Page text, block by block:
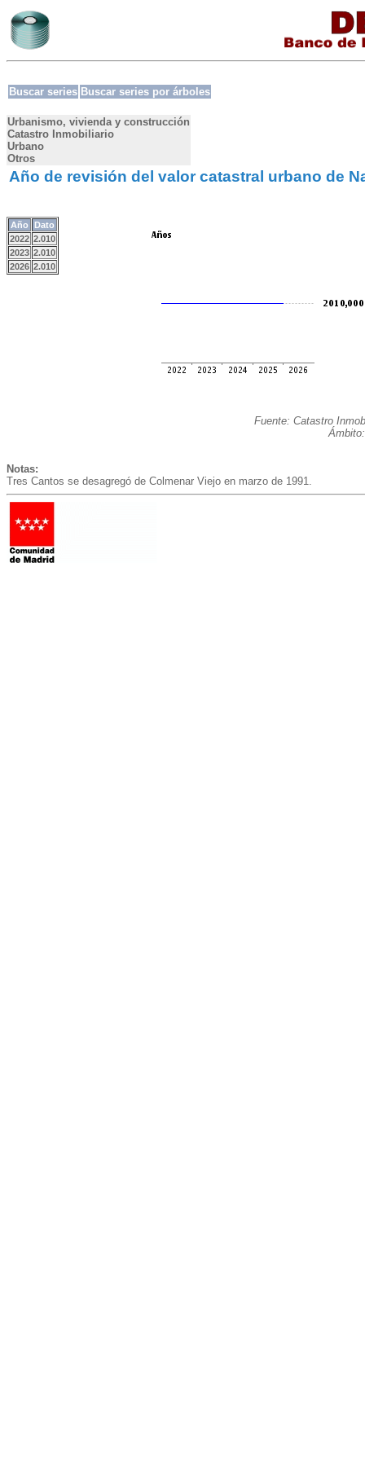
Buscar series Buscar series por árboles
Urbanismo, vivienda y construcción
Catastro Inmobiliario
Urbano
Otros
Año de revisión del valor catastral urbano de
Año
Dato
2022 2.010
2023 2.010
2026 2.010
Fuente: Catastro
Notas:
Tres Cantos se desagregó de Colmenar Viejo en marzo de 1991.